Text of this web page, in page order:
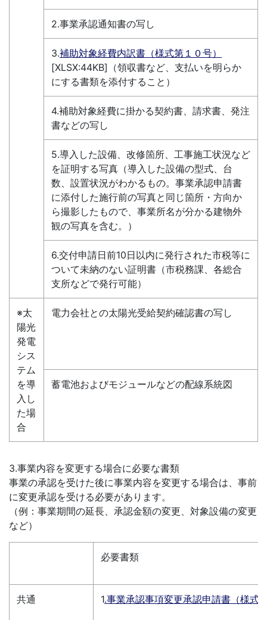
2.事業承認通知書の写し
3.補助対象経費内訳書（様式第１０号）
[XLSX:44KB]（領収書など、支払いを明らか
にする書類を添付すること）
4.補助対象経費に掛かる契約書、請求書、発注
書などの写し
5.導入した設備、改修箇所、工事施工状況など
を証明する写真（導入した設備の型式、台
数、設置状況がわかるもの。事業承認申請書
に添付した施行前の写真と同じ箇所・方向か
ら撮影したもので、事業所名が分かる建物外
観の写真を含む。）
6.交付申請日前10日以内に発行された市税等に
ついて未納のない証明書（市税務課、各総合
支所などで発行可能）
※太
陽光
発電
シス
テム
を導
入し
た場
合
電力会社との太陽光受給契約確認書の写し
蓄電池およびモジュールなどの配線系統図
3.事業内容を変更する場合に必要な書類
事業の承認を受けた後に事業内容を変更する場合は、事前
に変更承認を受ける必要があります。
（例：事業期間の延長、承認金額の変更、対象設備の変更
など）
必要書類
共通 1.事業承認事項変更承認申請書（様式